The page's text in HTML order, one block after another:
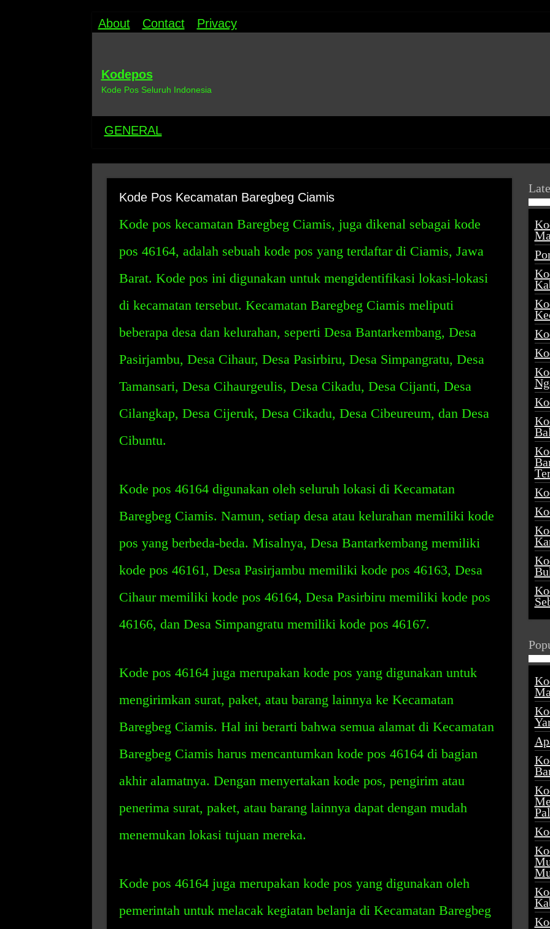
About Contact Privacy
Kodepos
Kode Pos Seluruh Indonesia
GENERAL
Kode Pos Kecamatan Baregbeg Ciamis
Kode pos kecamatan Baregbeg Ciamis, juga dikenal sebagai kode
pos 46164, adalah sebuah kode pos yang terdaftar di Ciamis, Jawa
Barat. Kode pos ini digunakan untuk mengidentifikasi lokasi-lokasi
di kecamatan tersebut. Kecamatan Baregbeg Ciamis meliputi
beberapa desa dan kelurahan, seperti Desa Bantarkembang, Desa
Pasirjambu, Desa Cihaur, Desa Pasirbiru, Desa Simpangratu, Desa
Tamansari, Desa Cihaurgeulis, Desa Cikadu, Desa Cijanti, Desa
Cilangkap, Desa Cijeruk, Desa Cikadu, Desa Cibeureum, dan Desa
Cibuntu.
Kode pos 46164 digunakan oleh seluruh lokasi di Kecamatan
Baregbeg Ciamis. Namun, setiap desa atau kelurahan memiliki kode
pos yang berbeda-beda. Misalnya, Desa Bantarkembang memiliki
kode pos 46161, Desa Pasirjambu memiliki kode pos 46163, Desa
Cihaur memiliki kode pos 46164, Desa Pasirbiru memiliki kode pos
46166, dan Desa Simpangratu memiliki kode pos 46167.
Kode pos 46164 juga merupakan kode pos yang digunakan untuk
mengirimkan surat, paket, atau barang lainnya ke Kecamatan
Baregbeg Ciamis. Hal ini berarti bahwa semua alamat di Kecamatan
Baregbeg Ciamis harus mencantumkan kode pos 46164 di bagian
akhir alamatnya. Dengan menyertakan kode pos, pengirim atau
penerima surat, paket, atau barang lainnya dapat dengan mudah
menemukan lokasi tujuan mereka.
Kode pos 46164 juga merupakan kode pos yang digunakan oleh
pemerintah untuk melacak kegiatan belanja di Kecamatan Baregbeg